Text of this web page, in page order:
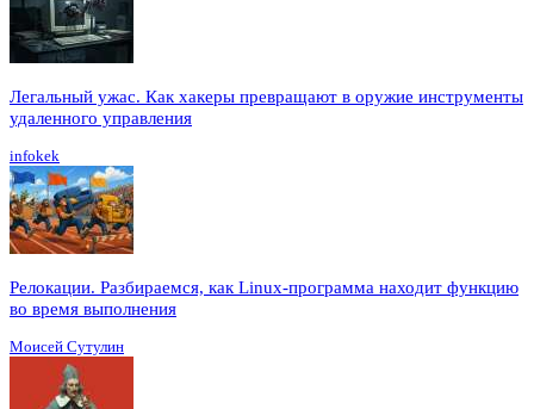
Легальный ужас. Как хакеры превращают в оружие инструменты
удаленного управления
infokek
Релокации. Разбираемся, как Linux-программа находит функцию
во время выполнения
Моисей Сутулин